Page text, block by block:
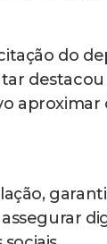
do